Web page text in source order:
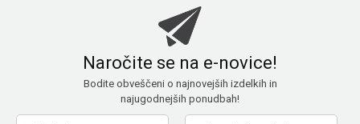
Naročite se na e-novice!
Bodite obveščeni o najnovejših izdelkih in
najugodnejših ponudbah!